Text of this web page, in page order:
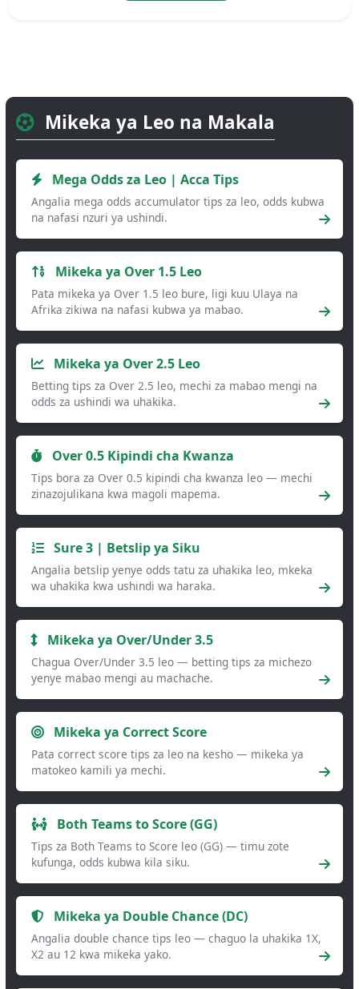
Mikeka ya Leo na Makala
Mega Odds za Leo | Acca Tips
Angalia mega odds accumulator tips za leo, odds kubwa
na nafasi nzuri ya ushindi.
Mikeka ya Over 1.5 Leo
Pata mikeka ya Over 1.5 leo bure, ligi kuu Ulaya na
Afrika zikiwa na nafasi kubwa ya mabao.
Mikeka ya Over 2.5 Leo
Betting tips za Over 2.5 leo, mechi za mabao mengi na
odds za ushindi wa uhakika.
Over 0.5 Kipindi cha Kwanza
Tips bora za Over 0.5 kipindi cha kwanza leo — mechi
zinazojulikana kwa magoli mapema.
Sure 3 | Betslip ya Siku
Angalia betslip yenye odds tatu za uhakika leo, mkeka
wa uhakika kwa ushindi wa haraka.
Mikeka ya Over/Under 3.5
Chagua Over/Under 3.5 leo — betting tips za michezo
yenye mabao mengi au machache.
Mikeka ya Correct Score
Pata correct score tips za leo na kesho — mikeka ya
matokeo kamili ya mechi.
Both Teams to Score (GG)
Tips za Both Teams to Score leo (GG) — timu zote
kufunga, odds kubwa kila siku.
Mikeka ya Double Chance (DC)
Angalia double chance tips leo — chaguo la uhakika 1X,
X2 au 12 kwa mikeka yako.